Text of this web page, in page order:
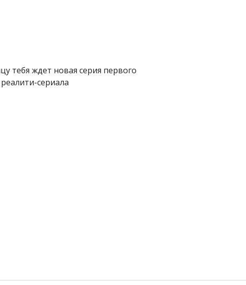
тебя ждет новая серия первого
сериала